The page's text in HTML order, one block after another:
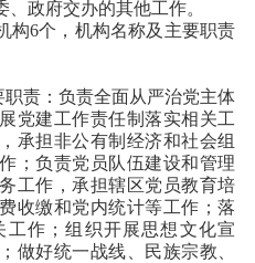
政府交办的其他工作。
构6个，机构名称及主要职责
责：负责全面从严治党主体
党建工作责任制落实相关工
承担非公有制经济和社会组
；负责党员队伍建设和管理
工作，承担辖区党员教育培
收缴和党内统计等工作；落
作；组织开展思想文化宣
做好统一战线、民族宗教、